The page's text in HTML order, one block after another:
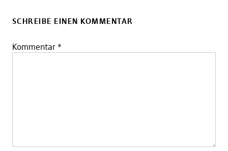
SCHREIBE EINEN KOMMENTAR
Kommentar *